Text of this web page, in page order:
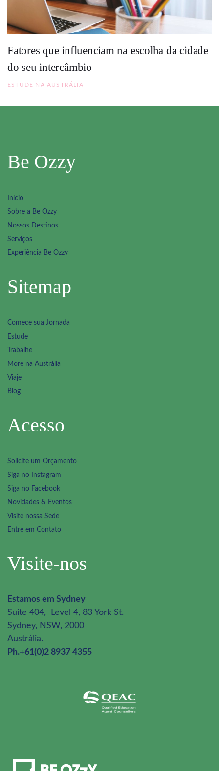
Fatores que influenciam na escolha da cidade
do seu intercâmbio
ESTUDE NA AUSTRÁLIA
Be Ozzy
Início
Sobre a Be Ozzy
Nossos Destinos
Serviços
Experiência Be Ozzy
Sitemap
Comece sua Jornada
Estude
Trabalhe
More na Austrália
Viaje
Blog
Acesso
Solicite um Orçamento
Siga no Instagram
Siga no Facebook
Novidades & Eventos
Visite nossa Sede
Entre em Contato
Visite-nos
Estamos em Sydney
Suite 404, Level 4, 83 York St.
Sydney, NSW, 2000
Austrália.
Ph.+61(0)2 8937 4355